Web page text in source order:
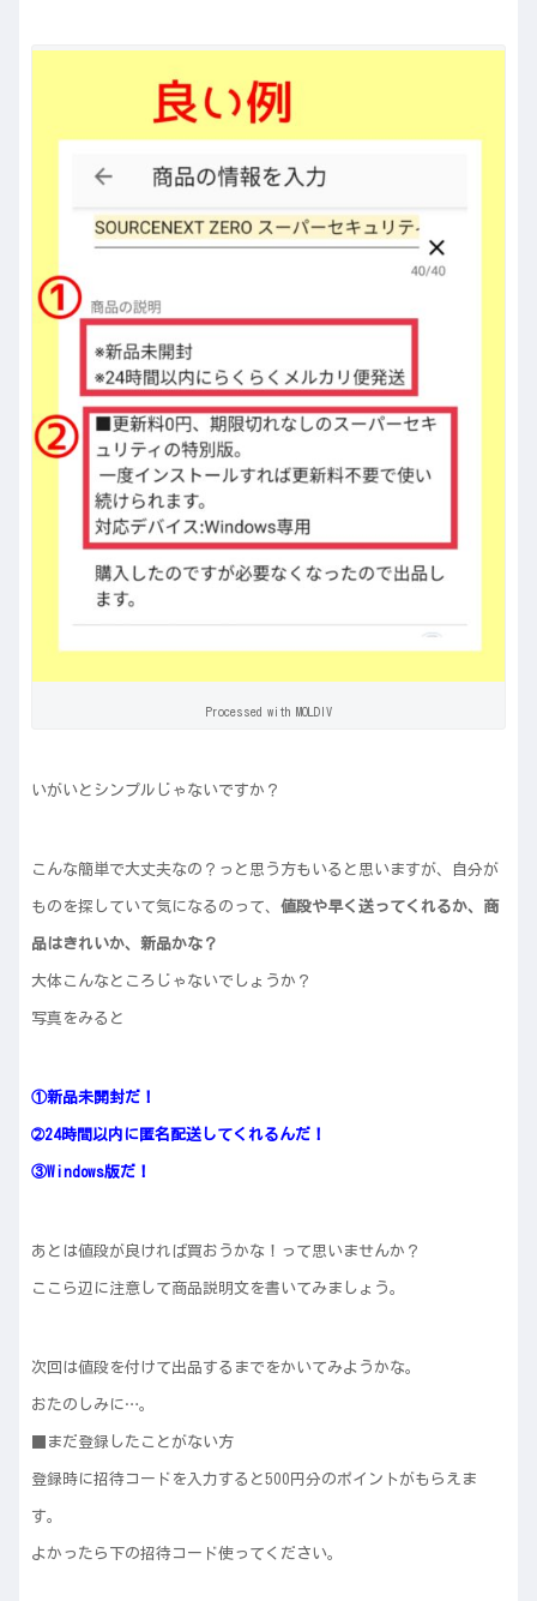
Processed with MOLDIV
いがいとシンプルじゃないですか？
こんな簡単で大丈夫なの？っと思う方もいると思いますが、自分が
ものを探していて気になるのって、 値段や早く送ってくれるか、商
品はきれいか、新品かな？
大体こんなところじゃないでしょうか？
写真をみると
①新品未開封だ！
➁24時間以内に匿名配送してくれるんだ！
③Windows版だ！
あとは値段が良ければ買おうかな！って思いませんか？
ここら辺に注意して商品説明文を書いてみましょう。
次回は値段を付けて出品するまでをかいてみようかな。
おたのしみに…。
■まだ登録したことがない方
登録時に招待コードを入力すると500円分のポイントがもらえま
す。
よかったら下の招待コード使ってください。